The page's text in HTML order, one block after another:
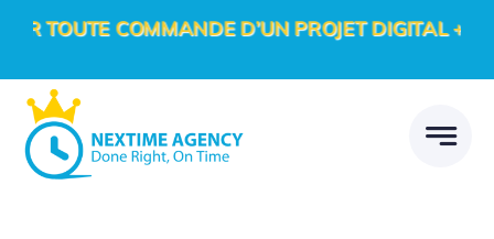
contenu
D’UN PROJET DIGITAL + 1